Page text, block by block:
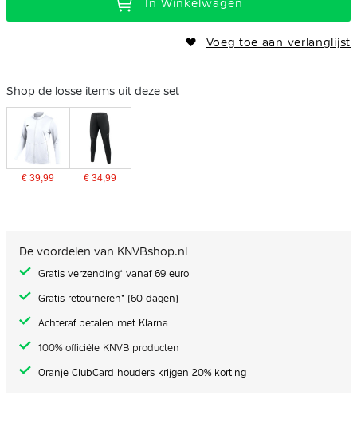
In Winkelwagen
Voeg toe aan verlanglijst
Shop de losse items uit deze set
€ 39,99 € 34,99
De voordelen van KNVBshop.nl
Gratis verzending* vanaf 69 euro
Gratis retourneren* (60 dagen)
Achteraf betalen met Klarna
100% officiële KNVB producten
Oranje ClubCard houders krijgen 20% korting